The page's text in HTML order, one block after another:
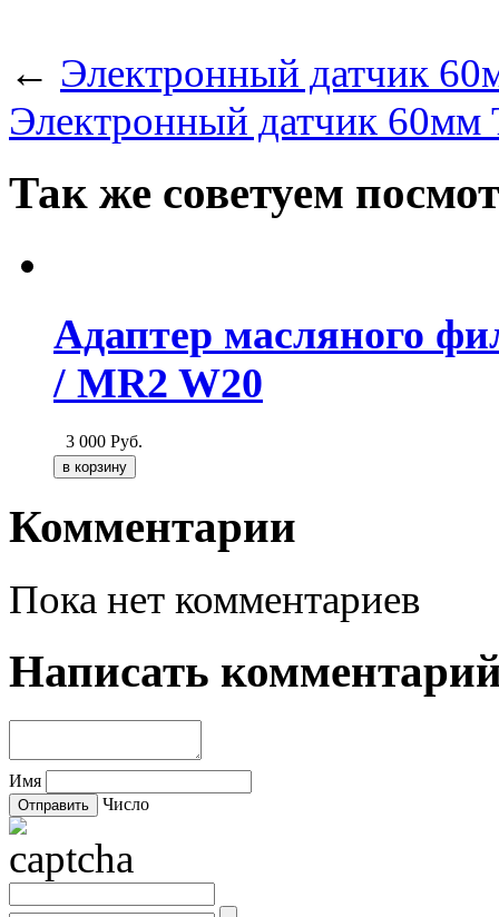
← Электронный датчик
Электронный датчик 60мм
Так же советуем
Адаптер масляного
/ MR2 W20
3 000 Руб.
Комментарии
Пока нет комментариев
Написать
Имя
Число